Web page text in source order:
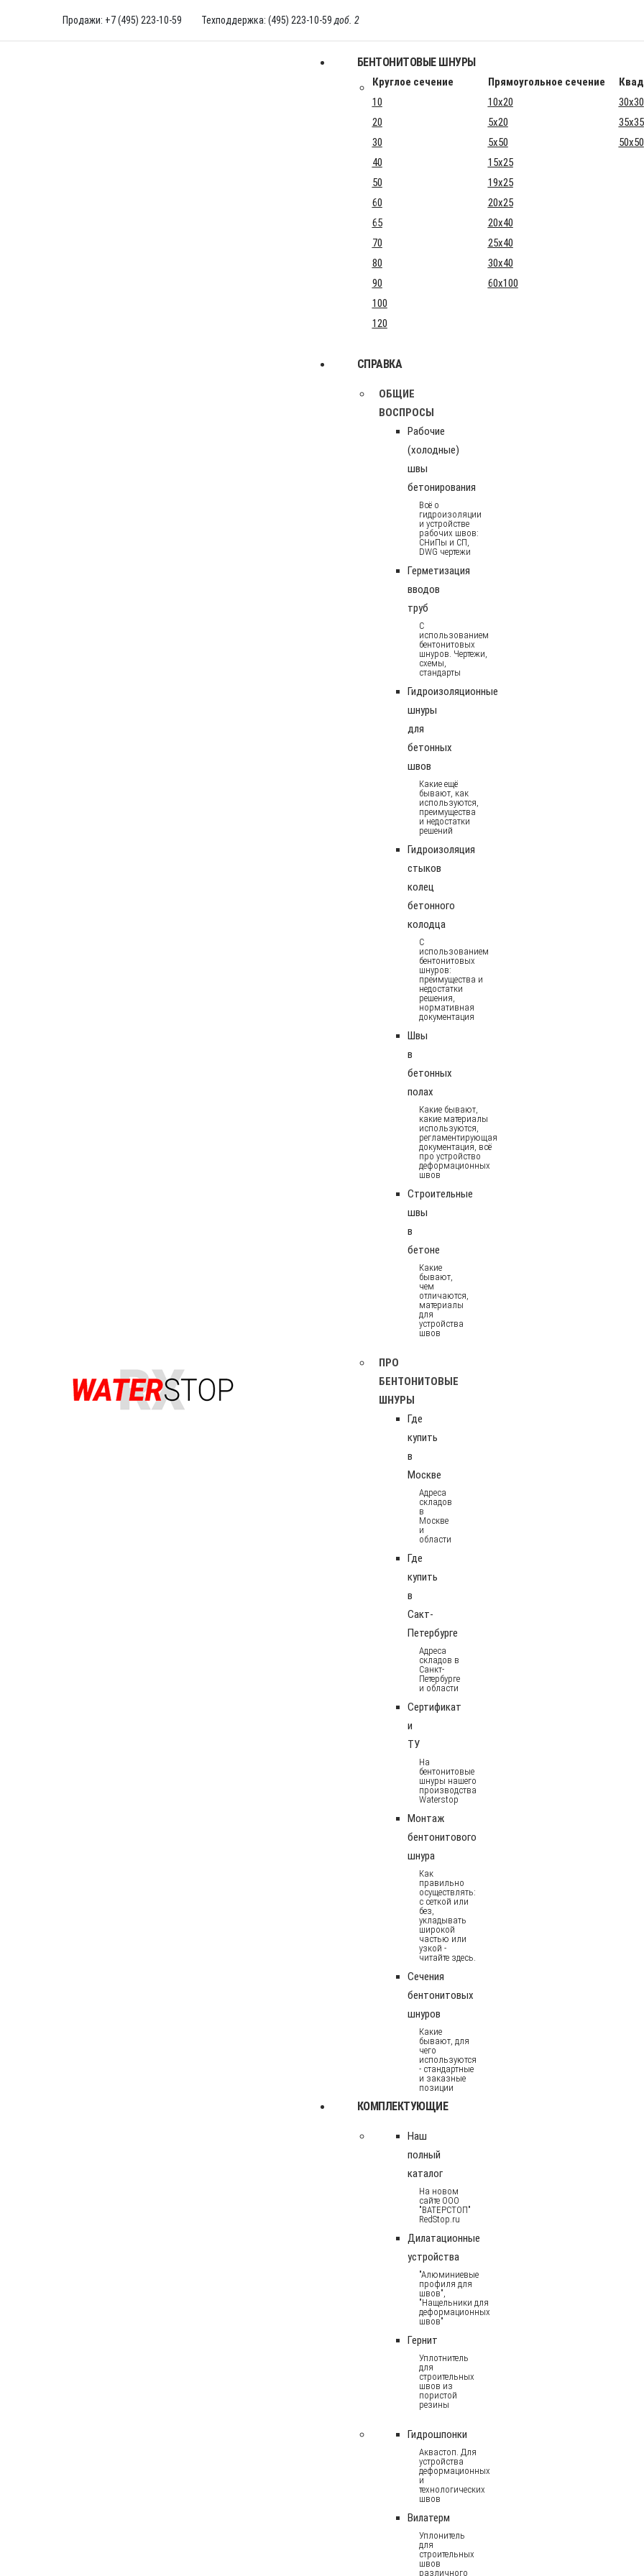
Продажи: +7 (495) 223-10-59 Техподдержка: (495) 223-10-59 доб. 2
БЕНТОНИТОВЫЕ ШНУРЫ
Круглое сечение Прямоугольное сечение
10
10x20
30x30
20
5x20
35x35
30
5x50
50x50
40
15x25
50
19x25
60
20x25
65
20x40
70
25x40
80
30x40
90
60x100
100
120
СПРАВКА
ОБЩИЕ
ВОСПРОСЫ
Рабочие
(холодные)
швы
бетонирования
Всё о
гидроизоляции
и устройстве
рабочих швов:
СНиПы и СП,
DWG чертежи
Герметизация
вводов
труб
С
использованием
бентонитовых
шнуров. Чертежи,
схемы,
стандарты
Гидроизоляционные
шнуры
для
бетонных
швов
Какие ещё
бывают, как
используются,
преимущества
и недостатки
решений
Гидроизоляция
стыков
колец
бетонного
колодца
С
использованием
бентонитовых
шнуров:
преимущества и
недостатки
решения,
нормативная
документация
Швы
в
бетонных
полах
Какие бывают,
какие материалы
используются,
регламентирующая
документация, всё
про устройство
деформационных
швов
Строительные
швы
в
бетоне
Какие
бывают,
чем
отличаются,
материалы
для
устройства
швов
ПРО
БЕНТОНИТОВЫЕ
ШНУРЫ
Где
купить
в
Москве
Адреса
складов
в
Москве
и
области
Где
купить
в
Сакт-
Петербурге
Адреса
складов в
Санкт-
Петербурге
и области
Сертификат
и
ТУ
На
бентонитовые
шнуры нашего
производства
Waterstop
Монтаж
бентонитового
шнура
Как
правильно
осуществлять:
с сеткой или
без,
укладывать
широкой
частью или
узкой -
читайте здесь.
Сечения
бентонитовых
шнуров
Какие
бывают, для
чего
используются
- стандартные
и заказные
позиции
КОМПЛЕКТУЮЩИЕ
Наш
полный
каталог
На новом
сайте ООО
"ВАТЕРСТОП"
RedStop.ru
Дилатационные
устройства
"Алюминиевые
профиля для
швов",
"Нащельники для
деформационных
швов"
Гернит
Уплотнитель
для
строительных
швов из
пористой
резины
Гидрошпонки
Аквастоп. Для
устройства
деформационных
и
технологических
швов
Вилатерм
Уплонитель
для
строительных
швов
различного